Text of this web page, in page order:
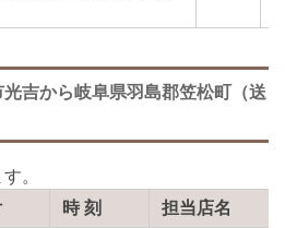
光吉から岐阜県羽島郡笠松町（送
時 刻 担当店名